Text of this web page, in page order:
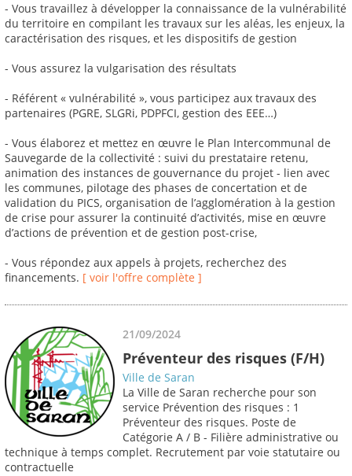
- Vous travaillez à développer la connaissance de la vulnérabilité
du territoire en compilant les travaux sur les aléas, les enjeux, la
caractérisation des risques, et les dispositifs de gestion
- Vous assurez la vulgarisation des résultats
- Référent « vulnérabilité », vous participez aux travaux des
partenaires (PGRE, SLGRi, PDPFCI, gestion des EEE…)
- Vous élaborez et mettez en œuvre le Plan Intercommunal de
Sauvegarde de la collectivité : suivi du prestataire retenu,
animation des instances de gouvernance du projet - lien avec
les communes, pilotage des phases de concertation et de
validation du PICS, organisation de l’agglomération à la gestion
de crise pour assurer la continuité d’activités, mise en œuvre
d’actions de prévention et de gestion post-crise,
- Vous répondez aux appels à projets, recherchez des
financements. [ voir l'offre complète ]
21/09/2024
Préventeur des risques (F/H)
Ville de Saran
La Ville de Saran recherche pour son
service Prévention des risques : 1
Préventeur des risques. Poste de
Catégorie A / B - Filière administrative ou
technique à temps complet. Recrutement par voie statutaire ou
contractuelle